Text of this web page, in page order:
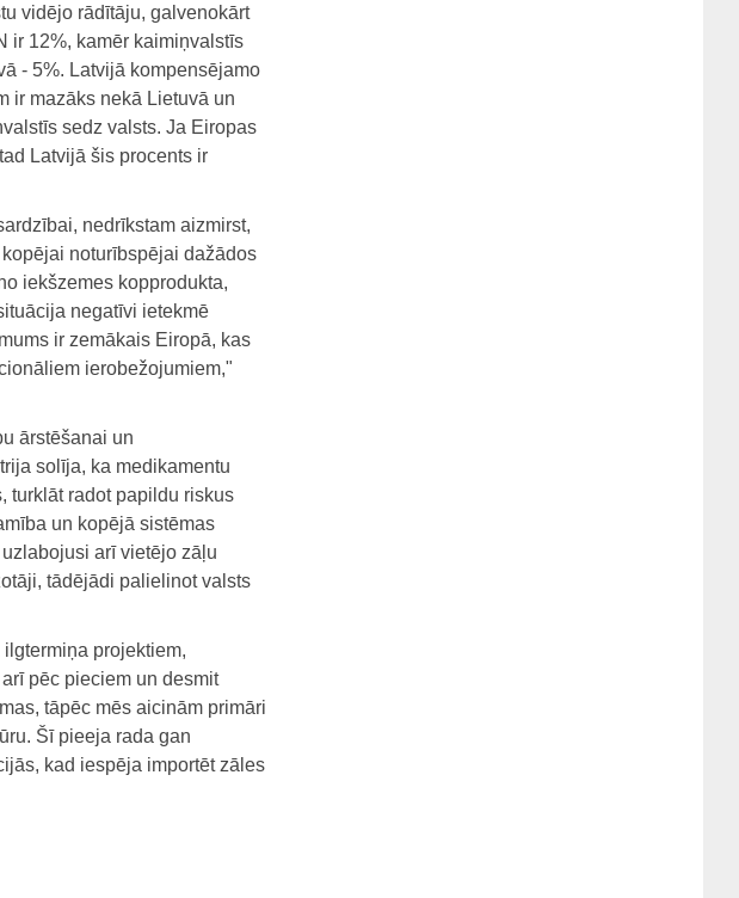
vidējo rādītāju, galvenokārt
ir 12%, kamēr kaimiņvalstīs
- 5%. Latvijā kompensējamo
ir mazāks nekā Lietuvā un
sedz valsts. Ja Eiropas
Latvijā šis procents ir
nedrīkstam aizmirst,
noturībspējai dažādos
iekšzemes kopprodukta,
negatīvi ietekmē
ir zemākais Eiropā, kas
ierobežojumiem,"
ārstēšanai un
solīja, ka medikamentu
turklāt radot papildu riskus
un kopējā sistēmas
arī vietējo zāļu
tādējādi palielinot valsts
projektiem,
pēc pieciem un desmit
tāpēc mēs aicinām primāri
Šī pieeja rada gan
kad iespēja importēt zāles